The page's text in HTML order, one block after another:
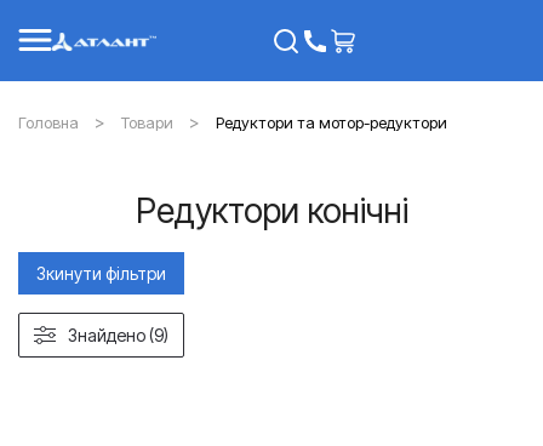
Головна Товари Редуктори та мотор-редуктори
Редуктори конічні
Зкинути фільтри
Знайдено (9)